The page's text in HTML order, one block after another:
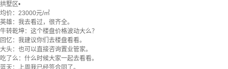
拱墅区•
均价： 23000元/㎡
英雄：我去看过，很齐全。
牛转乾坤：这个楼盘价格波动大么？
回忆：我建议你们去楼盘看看。
大头：也可以直接咨询置业管家。
吃了么：什么时候大家一起去看看。
蓝天：上周我已经签合同了。